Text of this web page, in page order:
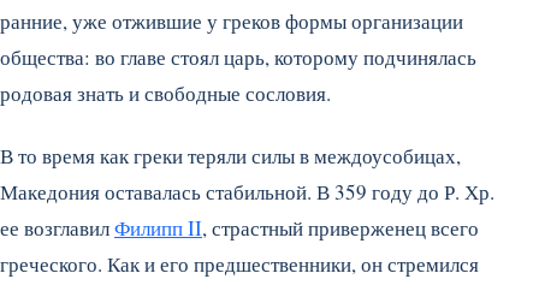
ранние, уже отжившие у греков формы организации
общества: во главе стоял царь, которому подчинялась
родовая знать и свободные сословия.
В то время как греки теряли силы в междоусобицах,
Македония оставалась стабильной. В 359 году до Р. Хр.
ее возглавилФилипп II, страстный приверженец всего
греческого. Как и его предшественники, он стремился